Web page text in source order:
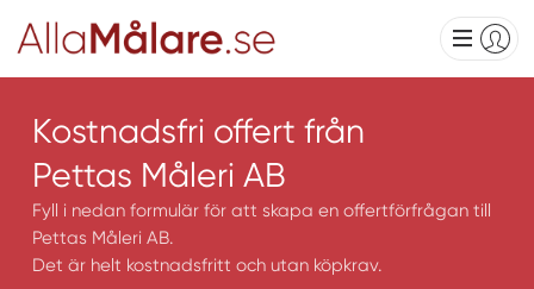
Kostnadsfri offert från
Pettas Måleri AB
Fyll i nedan formulär för att skapa en offertförfrågan till
Pettas Måleri AB.
Det är helt kostnadsfritt och utan köpkrav.